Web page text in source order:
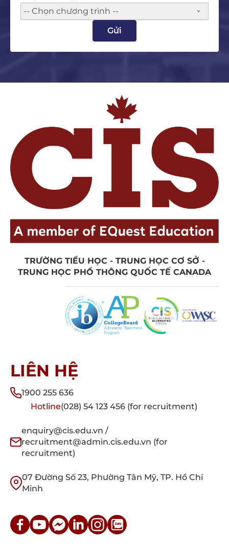
-- Chọn chương trình --
Gửi
TRƯỜNG TIỂU HỌC - TRUNG HỌC CƠ SỞ -
TRUNG HỌC PHỔ THÔNG QUỐC TẾ CANADA
LIÊN HỆ
1900 255 636
Hotline(028) 54 123 456 (for recruitment)
enquiry@cis.edu.vn /
recruitment@admin.cis.edu.vn (for
recruitment)
07 Đường Số 23, Phường Tân Mỹ, TP. Hồ Chí
Minh